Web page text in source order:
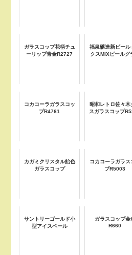
ガラスコップ花柄チュ
ーリップ青金R2727
福泉醸造新ビール
クスMIXビールグ
コカコーラガラスコッ
プR4761
昭和レトロ佐々木
スガラスコップ
カガミクリスタル飴色
ガラスコップ
コカコーラガラス
プR5003
サントリーゴールド小
型アイスペール
ガラスコップ金
R660